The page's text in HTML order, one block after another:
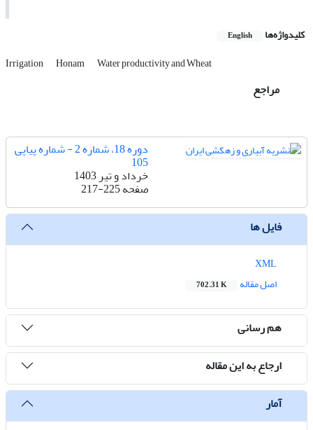
کلیدواژه‌ها English
Irrigation Honam Water productivity and Wheat
مراجع
دوره 18، شماره 2 - شماره پیاپی
105
خرداد و تیر 1403
صفحه217-225
فایل ها
اصل مقاله
702.31 K
هم رسانی
ارجاع به این مقاله
آمار